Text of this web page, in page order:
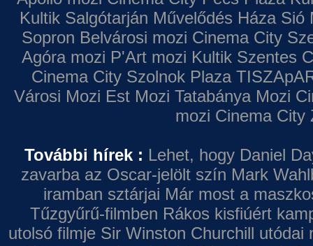
Kultik Salgótarján Művelődés Háza Sió
Sopron Belvárosi mozi Cinema City
Agóra mozi P'Art mozi Kultik Szentes
Cinema City Szolnok Plaza
Városi Mozi Est Mozi Tatabánya Mozi
mozi Cinema City
További hírek : Lehet, hogy Daniel
zavarba az Oscar-jelölt szín Mark
iramban sztárjai Már most a
Tűzgyűrű-filmben Rákos kisfiúért
utolsó filmje Sir Winston Churchill utódai